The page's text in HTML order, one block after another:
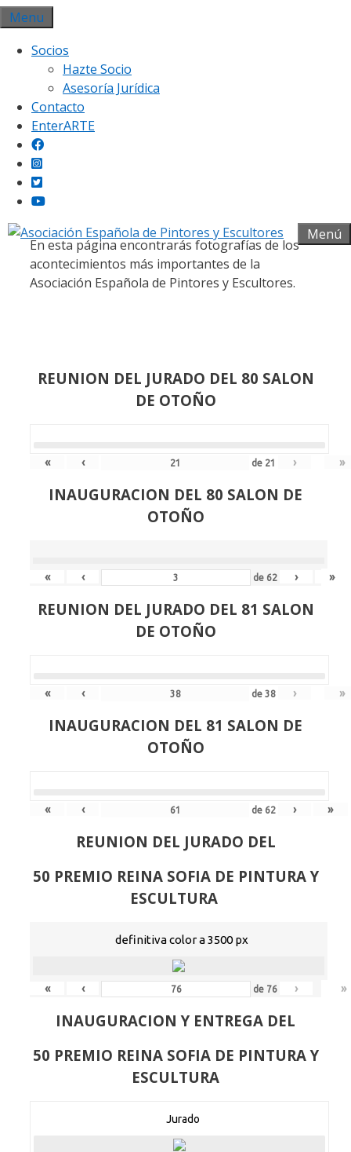
Saltar
al
contenido
Menu
Socios
Hazte Socio
Asesoría Jurídica
Contacto
EnterARTE
Menú
Galería fotográfica
En esta página encontrarás fotografías de los
acontecimientos más importantes de la
Asociación Española de Pintores y Escultores.
REUNION DEL JURADO DEL 80 SALON
DE OTOÑO
« ‹ de 21 › »
INAUGURACION DEL 80 SALON DE
OTOÑO
« ‹ de 62 › »
REUNION DEL JURADO DEL 81 SALON
DE OTOÑO
« ‹ de38 › »
INAUGURACION DEL 81 SALON DE
OTOÑO
« ‹ de 62 › »
REUNION DEL JURADO DEL
50 PREMIO REINA SOFIA DE PINTURA Y
ESCULTURA
definitiva color a 3500 px
« ‹ de 76 › »
INAUGURACION Y ENTREGA DEL
50 PREMIO REINA SOFIA DE PINTURA Y
ESCULTURA
Jurado